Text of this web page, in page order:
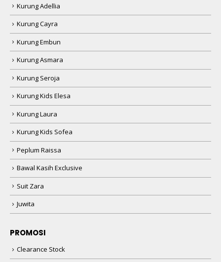
Kurung Adellia
Kurung Cayra
Kurung Embun
Kurung Asmara
Kurung Seroja
Kurung Kids Elesa
Kurung Laura
Kurung Kids Sofea
Peplum Raissa
Bawal Kasih Exclusive
Suit Zara
Juwita
PROMOSI
Clearance Stock